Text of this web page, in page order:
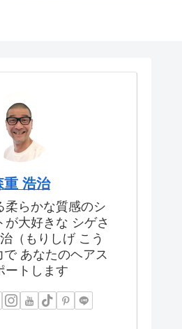
重 浩治
柔らかな質感のシ
が大好きな シゲさ
（もりしげ こう
で あなたのヘアス
ートします